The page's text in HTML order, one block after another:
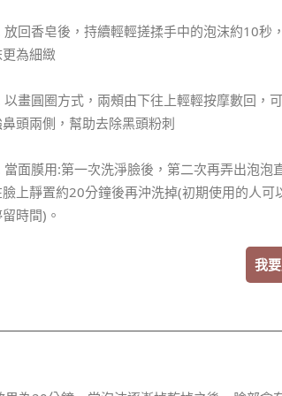
放回香皂後，持續輕輕搓揉手中的泡沫約10秒
為細緻
以畫圓圈方式，兩頰由下往上輕輕按摩數回，
鼻頭兩側，幫助去除黑頭粉刺
當面膜用:第一次洗淨臉後，第二次再弄出泡泡
上靜置約20分鐘後再沖洗掉(初期使用的人可
時間)。
我